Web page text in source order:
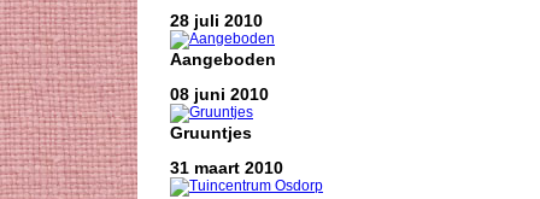
28 juli 2010
Aangeboden
08 juni 2010
Gruuntjes
31 maart 2010